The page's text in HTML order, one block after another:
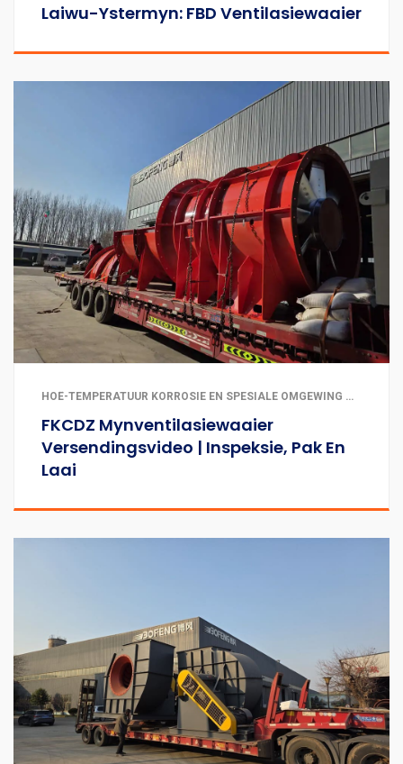
Laiwu-Ystermyn: FBD Ventilasiewaaier
HOË-TEMPERATUUR KORROSIE EN SPESIALE OMGEWING WAAIERS | METAAL EN NIE-METAAL MYNBOU | TONNELS EN ONDERGRONDSE INGENIEURSWERKE
FKCDZ Mynventilasiewaaier
Versendingsvideo | Inspeksie, Pak En
Laai